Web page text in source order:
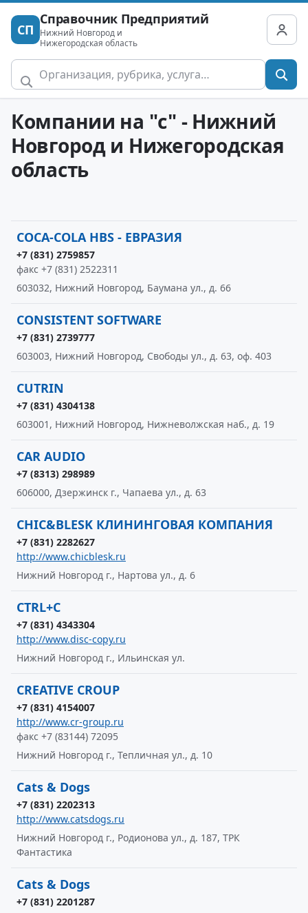
СП
Справочник Предприятий
Нижний Новгород и
Нижегородская область
Компании на "c" - Нижний
Новгород и Нижегородская
область
COCA-COLA HBS - ЕВРАЗИЯ
+7 (831) 2759857
факс +7 (831) 2522311
603032, Нижний Новгород, Баумана ул., д. 66
CONSISTENT SOFTWARE
+7 (831) 2739777
603003, Нижний Новгород, Свободы ул., д. 63, оф. 403
CUTRIN
+7 (831) 4304138
603001, Нижний Новгород, Нижневолжская наб., д. 19
CAR AUDIO
+7 (8313) 298989
606000, Дзержинск г., Чапаева ул., д. 63
CHIC&BLESK КЛИНИНГОВАЯ КОМПАНИЯ
+7 (831) 2282627
http://www.chicblesk.ru
Нижний Новгород г., Нартова ул., д. 6
CTRL+C
+7 (831) 4343304
http://www.disc-copy.ru
Нижний Новгород г., Ильинская ул.
CREATIVE CROUP
+7 (831) 4154007
http://www.cr-group.ru
факс +7 (83144) 72095
Нижний Новгород г., Тепличная ул., д. 10
Cats & Dogs
+7 (831) 2202313
http://www.catsdogs.ru
Нижний Новгород г., Родионова ул., д. 187, ТРК
Фантастика
Cats & Dogs
+7 (831) 2201287